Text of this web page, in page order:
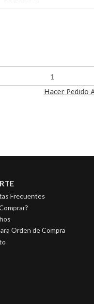
Hacer Pedido
Frecuentes
Orden de Compra